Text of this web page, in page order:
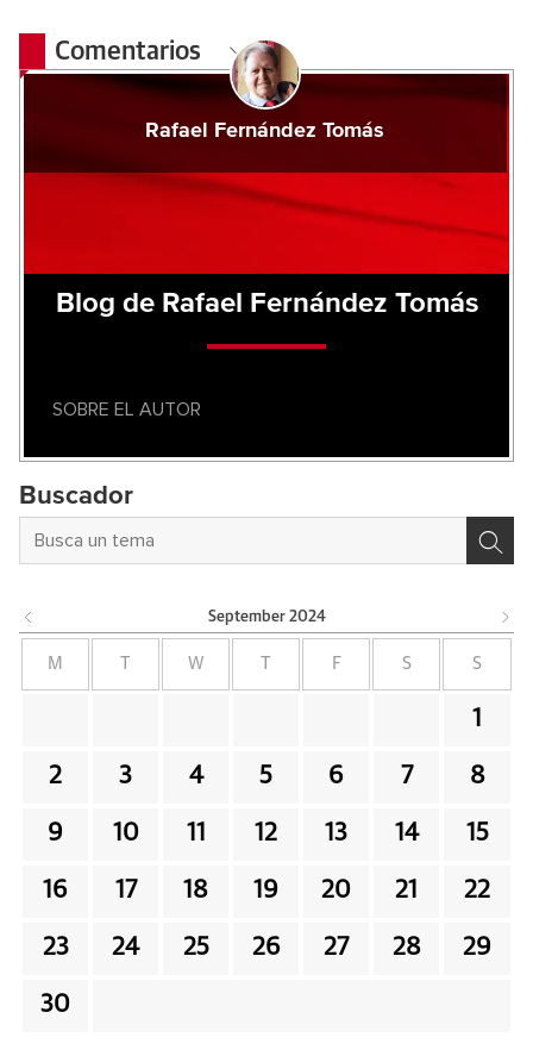
Comentarios
Rafael Fernández Tomás
Blog de Rafael Fernández Tomás
SOBRE EL AUTOR
Buscador
September 2024
M W F S S
1
2 3 4 5 6 7 8
9 10 11 12 13 14 15
16 17 18 19 20 21 22
23 24 25 26 27 28 29
30